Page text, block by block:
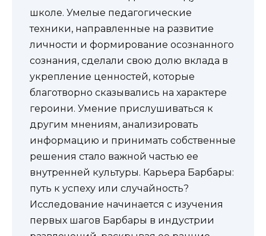
школе. Умелые педагогические
техники, направленные на развитие
личности и формирование осознанного
сознания, сделали свою долю вклада в
укрепление ценностей, которые
благотворно сказывались на характере
героини. Умение прислушиваться к
другим мнениям, анализировать
информацию и принимать собственные
решения стало важной частью ее
внутренней культуры. Карьера Барбары:
путь к успеху или случайность?
Исследование начинается с изучения
первых шагов Барбары в индустрии